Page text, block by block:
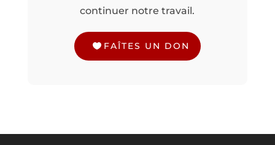
continuer notre travail.
FAÎTES UN DON